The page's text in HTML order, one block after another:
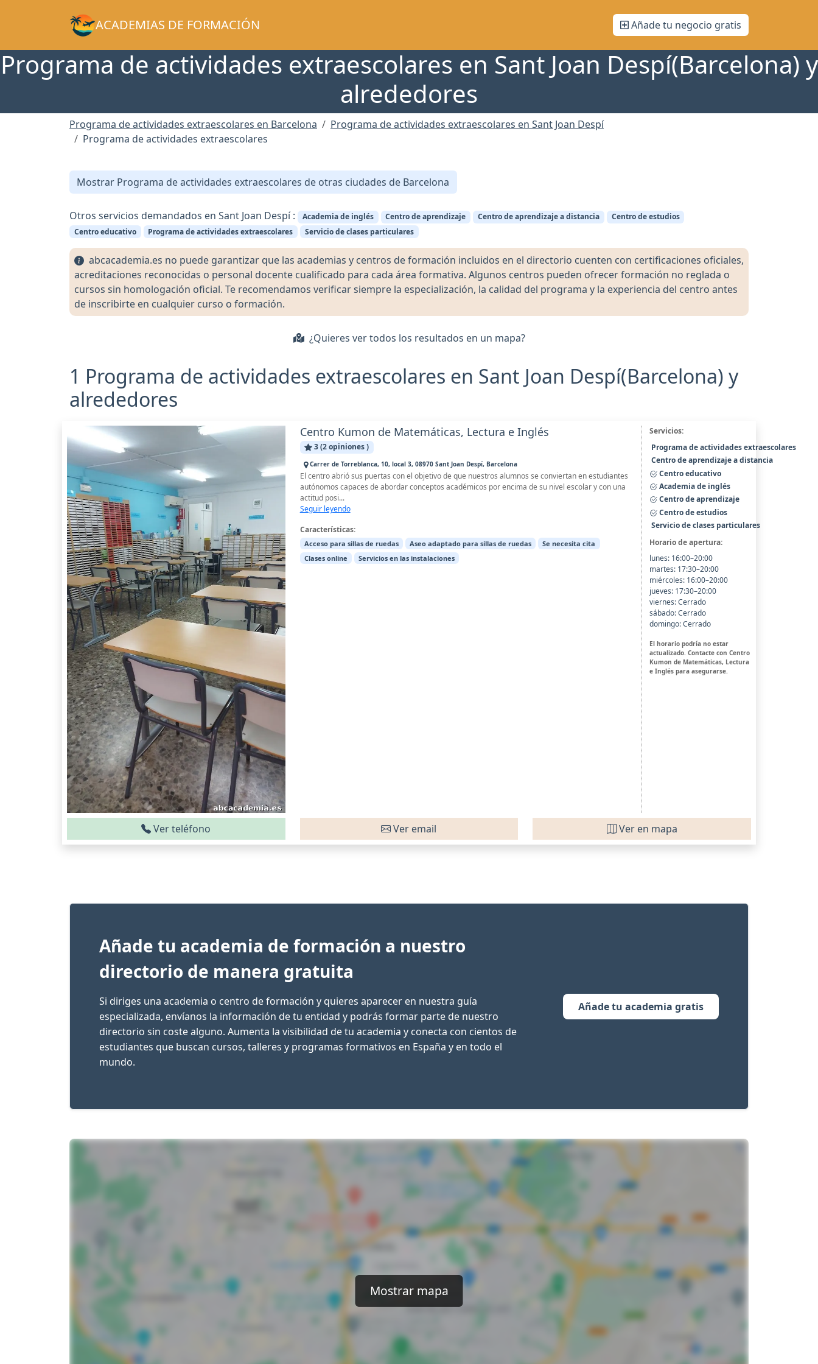
ACADEMIAS DE FORMACIÓN Añade tu negocio gratis
Programa de actividades extraescolares en Sant Joan Despí(Barcelona) y
alrededores
Programa de actividades extraescolares en Barcelona
Programa de actividades extraescolares en Sant Joan Despí
Programa de actividades extraescolares
Mostrar Programa de actividades extraescolares de otras ciudades de Barcelona
Otros servicios demandados en Sant Joan Despí : Academia de inglés Centro de aprendizaje Centro de aprendizaje a distancia
Centro de estudios
Centro educativo
Programa de actividades extraescolares Servicio de clases particulares
abcacademia.es no puede garantizar que las academias y centros de formación incluidos en el directorio cuenten con certificaciones oficiales,
acreditaciones reconocidas o personal docente cualificado para cada área formativa. Algunos centros pueden ofrecer formación no reglada o
cursos sin homologación oficial. Te recomendamos verificar siempre la especialización, la calidad del programa y la experiencia del centro antes
de inscribirte en cualquier curso o formación.
¿Quieres ver todos los resultados en un mapa?
1 Programa de actividades extraescolares en Sant Joan Despí(Barcelona) y
alrededores
Centro Kumon de Matemáticas, Lectura e Inglés
3 (2 opiniones )
Carrer de Torreblanca, 10, local 3, 08970 Sant Joan Despí, Barcelona
El centro abrió sus puertas con el objetivo de que nuestros alumnos se conviertan en estudiantes
autónomos capaces de abordar conceptos académicos por encima de su nivel escolar y con una
actitud posi...
Seguir leyendo
Características:
Acceso para sillas de ruedas Aseo adaptado para sillas de ruedas
Se necesita cita
Clases online
Servicios en las instalaciones
Servicios:
Programa de actividades extraescolares
Centro de aprendizaje a distancia
Centro educativo
Academia de inglés
Centro de aprendizaje
Centro de estudios
Servicio de clases particulares
Horario de apertura:
lunes: 16:00–20:00
martes: 17:30–20:00
miércoles: 16:00–20:00
jueves: 17:30–20:00
viernes: Cerrado
sábado: Cerrado
domingo: Cerrado
El horario podría no estar
actualizado. Contacte con Centro
Kumon de Matemáticas, Lectura
e Inglés para asegurarse.
Ver teléfono Ver email Ver en mapa
Añade tu academia de formación a nuestro
directorio de manera gratuita
Si diriges una academia o centro de formación y quieres aparecer en nuestra guía
especializada, envíanos la información de tu entidad y podrás formar parte de nuestro
directorio sin coste alguno. Aumenta la visibilidad de tu academia y conecta con cientos de
estudiantes que buscan cursos, talleres y programas formativos en España y en todo el
mundo.
Añade tu academia gratis
Mostrar mapa